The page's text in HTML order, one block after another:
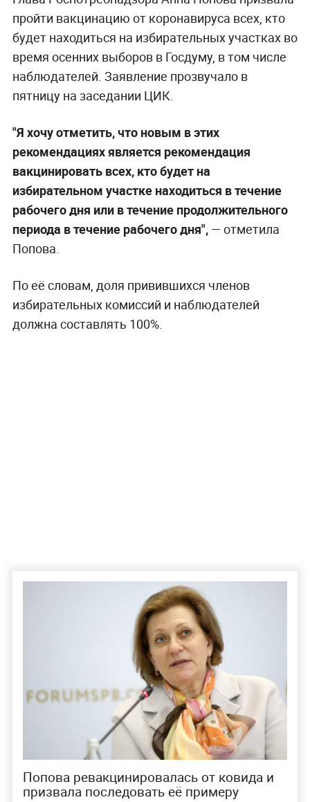
пройти вакцинацию от коронавируса всех, кто
будет находиться на избирательных участках во
время осенних выборов в Госдуму, в том числе
наблюдателей. Заявление прозвучало в
пятницу на заседании ЦИК.
"Я хочу отметить, что новым в этих
рекомендациях является рекомендация
вакцинировать всех, кто будет на
избирательном участке находиться в течение
рабочего дня или в течение продолжительного
периода в течение рабочего дня",— отметила
Попова.
По её словам, доля привившихся членов
избирательных комиссий и наблюдателей
должна составлять 100%.
Попова ревакцинировалась от ковида и
призвала последовать её примеру